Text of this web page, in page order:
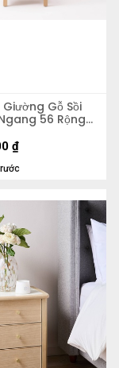
Gỗ Sồi
56 Rộng
₫